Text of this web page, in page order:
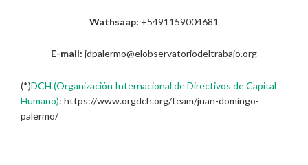
Wathsaap: +5491159004681
E-mail: jdpalermo@elobservatoriodeltrabajo.org
(*)DCH (Organización Internacional de Directivos de Capital
Humano): https://www.orgdch.org/team/juan-domingo-
palermo/